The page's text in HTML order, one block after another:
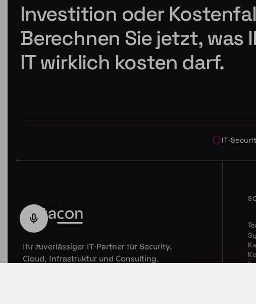
Investition oder
Berechnen Sie jetzt, was
IT wirklich kosten darf.
IT-
Ihr zuverlässiger IT-Partner für Security,
Cloud, Infrastruktur und Consulting.